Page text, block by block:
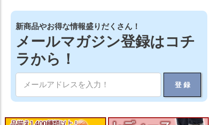
新商品やお得な情報盛りだくさん！
メールマガジン登録はコチ
ラから！